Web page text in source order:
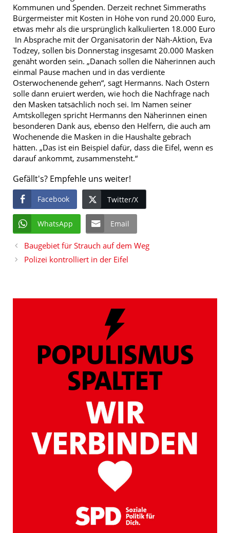
Kommunen und Spenden. Derzeit rechnet Simmeraths
Bürgermeister mit Kosten in Höhe von rund 20.000 Euro,
etwas mehr als die ursprünglich kalkulierten 18.000 Euro
In Absprache mit der Organisatorin der Näh-Aktion, Eva
Todzey, sollen bis Donnerstag insgesamt 20.000 Masken
genäht worden sein. „Danach sollen die Näherinnen auch
einmal Pause machen und in das verdiente
Osterwochenende gehen“, sagt Hermanns. Nach Ostern
solle dann eruiert werden, wie hoch die Nachfrage nach
den Masken tatsächlich noch sei. Im Namen seiner
Amtskollegen spricht Hermanns den Näherinnen einen
besonderen Dank aus, ebenso den Helfern, die auch am
Wochenende die Masken in die Haushalte gebrach
hätten. „Das ist ein Beispiel dafür, dass die Eifel, wenn es
darauf ankommt, zusammensteht.“
Gefällt's? Empfehle uns weiter!
Facebook Twitter/X
WhatsApp Email
Baugebiet für Strauch auf dem Weg
Polizei kontrolliert in der Eifel